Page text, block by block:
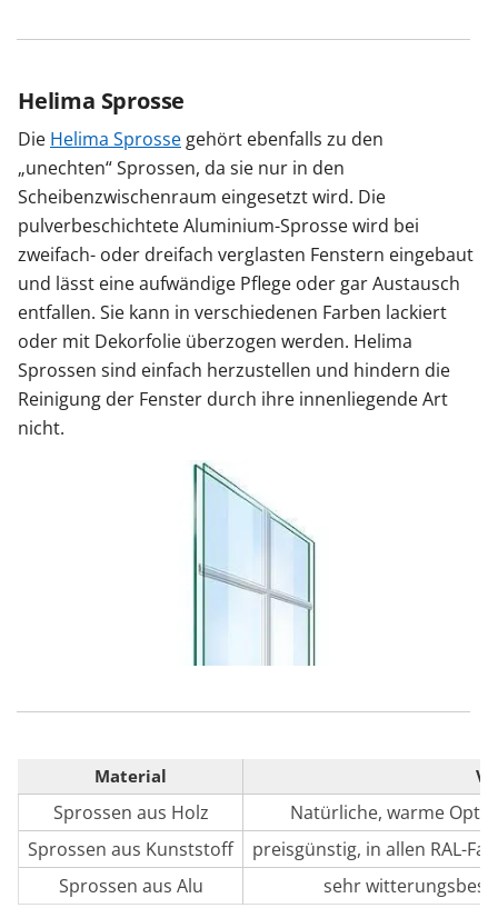
Helima Sprosse
Die Helima Sprossegehört ebenfalls zu den
„unechten“ Sprossen, da sie nur in den
Scheibenzwischenraum eingesetzt wird. Die
pulverbeschichtete Aluminium-Sprosse wird bei
zweifach- oder dreifach verglasten Fenstern eingebaut
und lässt eine aufwändige Pflege oder gar Austausch
entfallen. Sie kann in verschiedenen Farben lackiert
oder mit Dekorfolie überzogen werden. Helima
Sprossen sind einfach herzustellen und hindern die
Reinigung der Fenster durch ihre innenliegende Art
nicht.
Material
Sprossen aus Holz
Natürliche, warme
Sprossen aus Kunststoff
preisgünstig, in allen RAL-
Sprossen aus Alu
sehr